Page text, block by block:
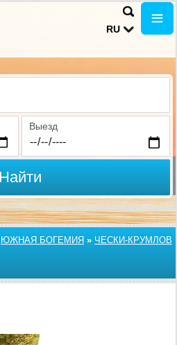
RU
Выезд
Найти
ЮЖНАЯ БОГЕМИЯ » ЧЕСКИ-КРУМЛОВ